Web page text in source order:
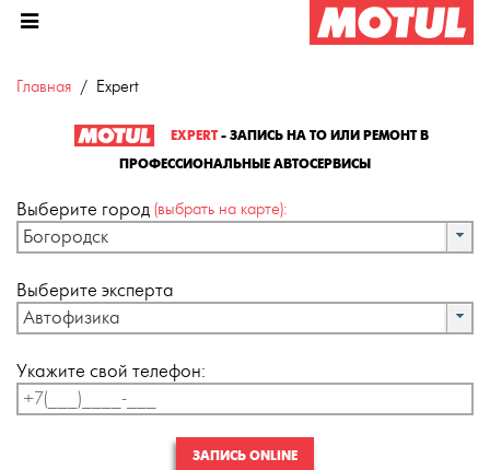
Главная Expert
EXPERT- ЗАПИСЬ НА ТО ИЛИ РЕМОНТ В
ПРОФЕССИОНАЛЬНЫЕ АВТОСЕРВИСЫ
Выберите город (выбрать на карте):
Богородск
Выберите эксперта
Автофизика
Укажите свой телефон:
ЗАПИСЬ ONLINE